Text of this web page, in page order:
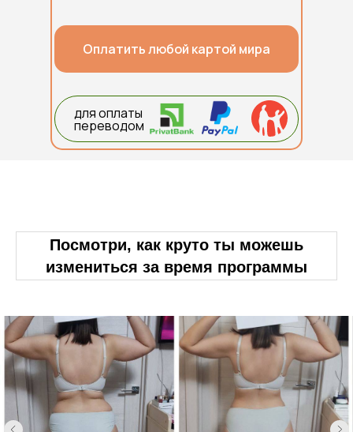
Оплатить любой картой мира
для оплаты
переводом
Посмотри, как круто ты можешь
измениться за время программы